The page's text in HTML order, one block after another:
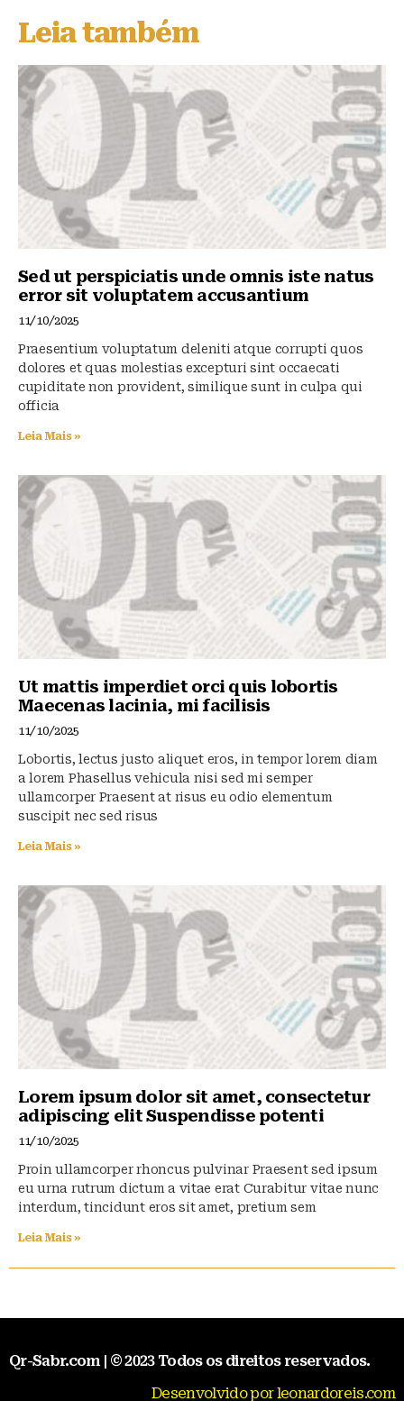
s
k
y
e
b
o
o
k
s
A
p
p
Leia também
Sed ut perspiciatis unde omnis iste natus
error sit voluptatem accusantium
11/10/2025
Praesentium voluptatum deleniti atque corrupti quos
dolores et quas molestias excepturi sint occaecati
cupiditate non provident, similique sunt in culpa qui
officia
Leia Mais »
Ut mattis imperdiet orci quis lobortis
Maecenas lacinia, mi facilisis
11/10/2025
Lobortis, lectus justo aliquet eros, in tempor lorem diam
a lorem Phasellus vehicula nisi sed mi semper
ullamcorper Praesent at risus eu odio elementum
suscipit nec sed risus
Leia Mais »
Lorem ipsum dolor sit amet, consectetur
adipiscing elit Suspendisse potenti
11/10/2025
Proin ullamcorper rhoncus pulvinar Praesent sed ipsum
eu urna rutrum dictum a vitae erat Curabitur vitae nunc
interdum, tincidunt eros sit amet, pretium sem
Leia Mais »
Qr-Sabr.com | © 2023 Todos os direitos reservados.
Desenvolvido por leonardoreis.com